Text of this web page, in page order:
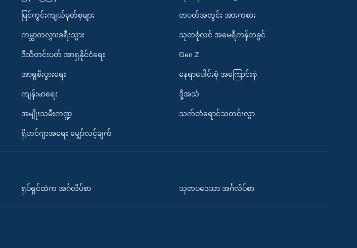
မြင်ကွင်းကျယ်မှတ်စုများ
ကမ္ဘာတလွှားခရီးသွား
ဒီသီတင်းပတ် အာရှနိုင်ငံရေး
အာရှစီးပွားရေး
ကျန်းမာရေး
အမျိုးသမီးကဏ္ဍ
ရိုဟင်ဂျာအရေး မျှော်လင့်ချက်
တပတ်အတွင်း အားကစား
သုတစုံလင် အမေရိကန်တခွင်
Gen Z
နေရာပေါင်းစုံ အကြောင်းစုံ
ဒို့အသံ
သက်တံရောင်သတင်းလွှာ
ရုပ်ရှင်ထဲက အင်္ဂလိပ်စာ သုတပဒေသာ အင်္ဂလိပ်စာ